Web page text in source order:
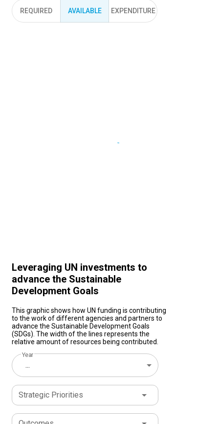
REQUIRED AVAILABLE EXPENDITURE
Leveraging UN investments to
advance the Sustainable
Development Goals
This graphic shows how UN funding is contributing
to the work of different agencies and partners to
advance the Sustainable Development Goals
(SDGs). The width of the lines represents the
relative amount of resources being contributed.
Year
...
Strategic Priorities